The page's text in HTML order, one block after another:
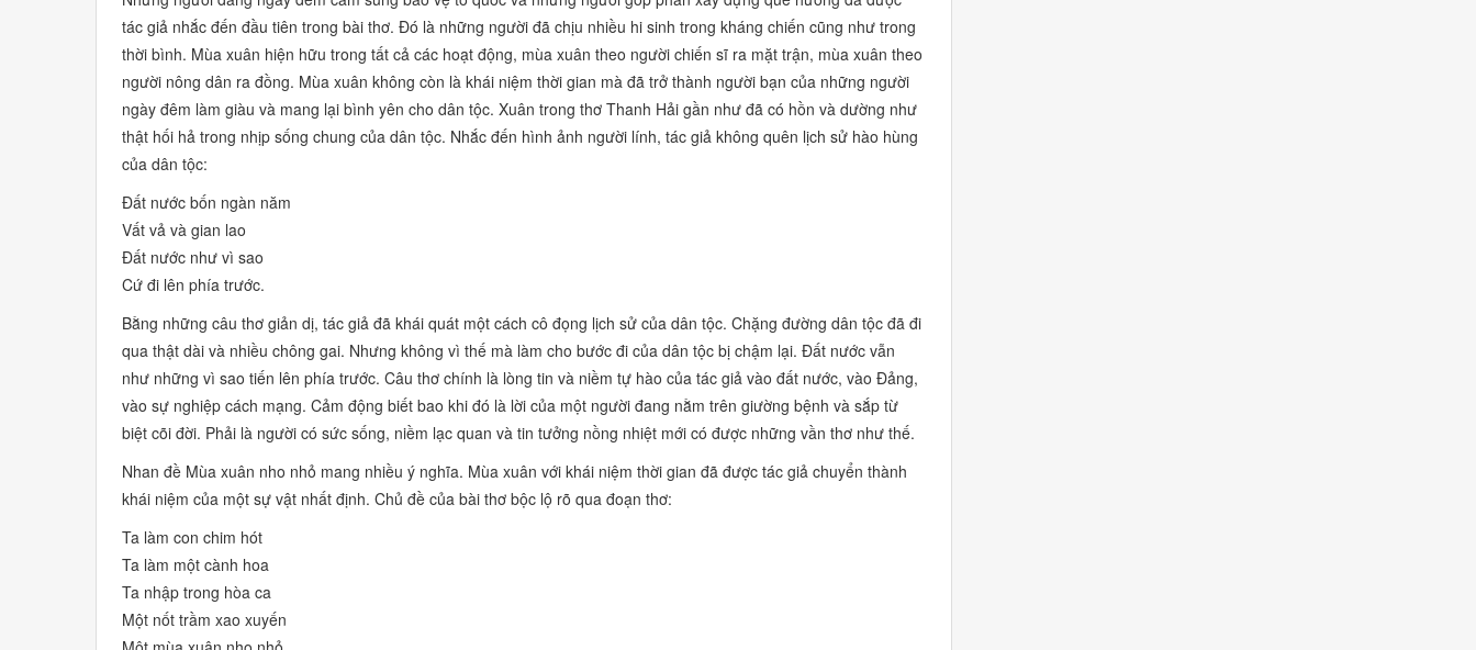
tác giả nhắc đến đầu tiên trong bài thơ. Đó là những người đã chịu nhiều hi sinh trong kháng chiến cũng như trong
thời bình. Mùa xuân hiện hữu trong tất cả các hoạt động, mùa xuân theo người chiến sĩ ra mặt trận, mùa xuân theo
người nông dân ra đồng. Mùa xuân không còn là khái niệm thời gian mà đã trở thành người bạn của những người
ngày đêm làm giàu và mang lại bình yên cho dân tộc. Xuân trong thơ Thanh Hải gần như đã có hồn và dường như
thật hối hả trong nhịp sống chung của dân tộc. Nhắc đến hình ảnh người lính, tác giả không quên lịch sử hào hùng
của dân tộc:
Đất nước bốn ngàn năm
Vất vả và gian lao
Đất nước như vì sao
Cứ đi lên phía trước.
Bằng những câu thơ giản dị, tác giả đã khái quát một cách cô đọng lịch sử của dân tộc. Chặng đường dân tộc đã đi
qua thật dài và nhiều chông gai. Nhưng không vì thế mà làm cho bước đi của dân tộc bị chậm lại. Đất nước vẫn
như những vì sao tiến lên phía trước. Câu thơ chính là lòng tin và niềm tự hào của tác giả vào đất nước, vào Đảng,
vào sự nghiệp cách mạng. Cảm động biết bao khi đó là lời của một người đang nằm trên giường bệnh và sắp từ
biệt cõi đời. Phải là người có sức sống, niềm lạc quan và tin tưởng nồng nhiệt mới có được những vần thơ như thế.
Nhan đề Mùa xuân nho nhỏ mang nhiều ý nghĩa. Mùa xuân với khái niệm thời gian đã được tác giả chuyển thành
khái niệm của một sự vật nhất định. Chủ đề của bài thơ bộc lộ rõ qua đoạn thơ:
Ta làm con chim hót
Ta làm một cành hoa
Ta nhập trong hòa ca
Một nốt trầm xao xuyến